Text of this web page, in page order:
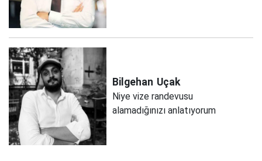
Bilgehan Uçak
Niye vize randevusu
alamadığınızı anlatıyorum